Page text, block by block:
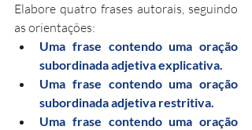
Elabore quatro frases autorais, seguindo
as orientações:
Uma frase contendo uma oração
subordinada adjetiva explicativa.
Uma frase contendo uma oração
subordinada adjetiva restritiva.
Uma frase contendo uma oração